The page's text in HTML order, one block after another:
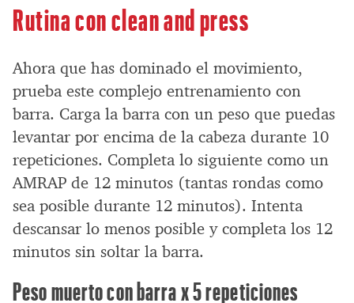
Rutina con clean and press
Ahora que has dominado el movimiento,
prueba este complejo entrenamiento con
barra. Carga la barra con un peso que puedas
levantar por encima de la cabeza durante 10
repeticiones. Completa lo siguiente como un
AMRAP de 12 minutos (tantas rondas como
sea posible durante 12 minutos). Intenta
descansar lo menos posible y completa los 12
minutos sin soltar la barra.
Peso muerto con barra x 5 repeticiones